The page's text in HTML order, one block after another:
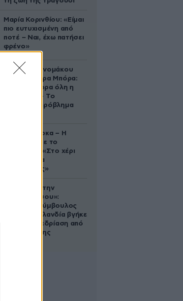
Μαρία Κορινθίου: «Είμαι
πιο ευτυχισμένη από
ποτέ – Ναι, έχω πατήσει
φρένο»
Αθηνά Οικονομάκου
από τα Μπόρα Μπόρα:
«Έσκασε τώρα όλη η
κούραση» – Το
απρόοπτο πρόβλημα
Δανάη Μπάρκα – Η
ανάρτηση με το
σάντουιτς: «Στο χέρι
σου είναι να
αδυνατίσεις»
«Βλέπουμε την
μπουγάδα σου»:
Δημοτική σύμβουλος
στη Νέα Ζηλανδία βγήκε
live σε συνεδρίαση από
το μπάνιο της